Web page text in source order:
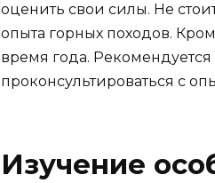
оценить свои силы. Не
опыта горных походов.
время года. Рекомендуется
проконсультироваться с
Изучение